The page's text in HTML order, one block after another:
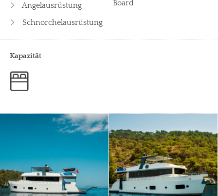
Angelausrüstung
Schnorchelausrüstung
Board
Kapazität